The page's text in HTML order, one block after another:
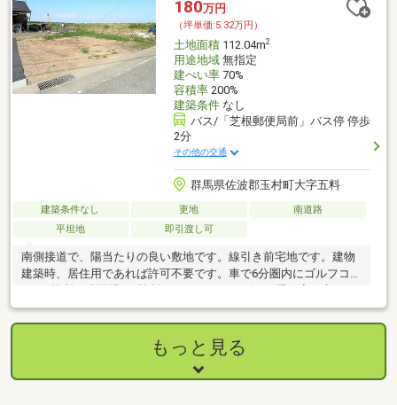
180万円
（坪単価:5.32万円）
土地面積112.04m2
用途地域無指定
建ぺい率70%
容積率200%
建築条件なし
バス/「芝根郵便局前」バス停 停歩
2分
その他の交通
群馬県佐波郡玉村町大字五料
建築条件なし 更地
南道路
平坦地
即引渡し可
南側接道で、陽当たりの良い敷地です。線引き前宅地です。建物
建築時、居住用であれば許可不要です。車で6分圏内にゴルフコー
勧めの立地です。
もっと見る